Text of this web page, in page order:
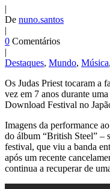
|
De nuno.santos
|
0 Comentários
|
Destaques, Mundo, Música,
Os Judas Priest tocaram a
vez em 7 anos durante
Download Festival no
Imagens da performance
do álbum “British Steel” –
festival, que viu a banda
após um recente
continua a recuperar de